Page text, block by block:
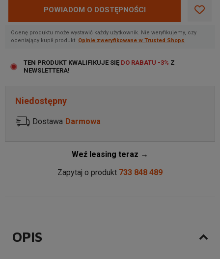
Ocenę produktu może wystawić każdy użytkownik. Nie weryfikujemy, czy
oceniający kupił produkt. Opinie zweryfikowane w Trusted Shops
TEN PRODUKT KWALIFIKUJE SIĘ DO RABATU -3% Z
NEWSLETTERA!
Niedostępny
Dostawa Darmowa
POWIADOM O DOSTĘPNOŚCI
Weź leasing teraz →
Zapytaj o produkt 733 848 489
OPIS